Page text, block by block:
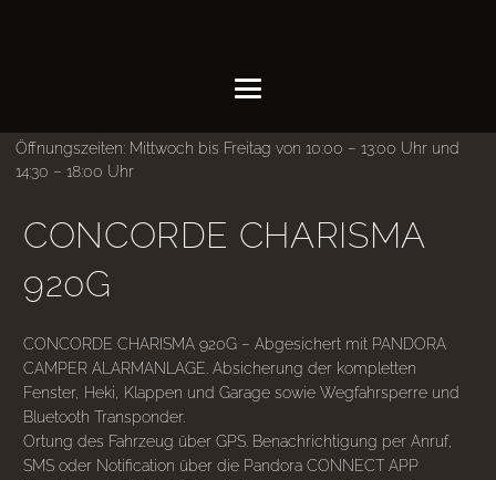
Öffnungszeiten: Mittwoch bis Freitag von 10:00 – 13:00 Uhr und
14:30 – 18:00 Uhr
CONCORDE CHARISMA
920G
CONCORDE CHARISMA 920G – Abgesichert mit PANDORA
CAMPER ALARMANLAGE. Absicherung der kompletten
Fenster, Heki, Klappen und Garage sowie Wegfahrsperre und
Bluetooth Transponder.
Ortung des Fahrzeug über GPS. Benachrichtigung per Anruf,
SMS oder Notification über die Pandora CONNECT APP